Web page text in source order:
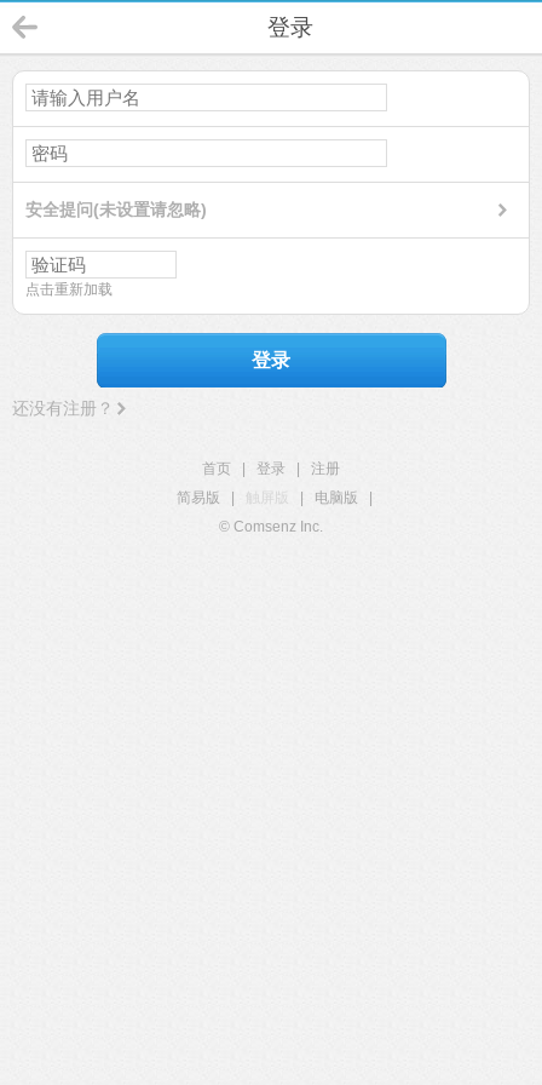
登录
安全提问(未设置请忽略)
点击重新加载
登录
还没有注册？
首页 登录
注册
简易版
触屏版 电脑版
© Comsenz Inc.